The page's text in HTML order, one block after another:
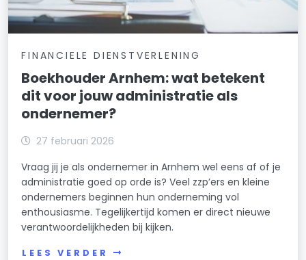
FINANCIELE DIENSTVERLENING
Boekhouder Arnhem: wat betekent
dit voor jouw administratie als
ondernemer?
27 februari 2026
Vraag jij je als ondernemer in Arnhem wel eens af of je
administratie goed op orde is? Veel zzp’ers en kleine
ondernemers beginnen hun onderneming vol
enthousiasme. Tegelijkertijd komen er direct nieuwe
verantwoordelijkheden bij kijken.
LEES VERDER